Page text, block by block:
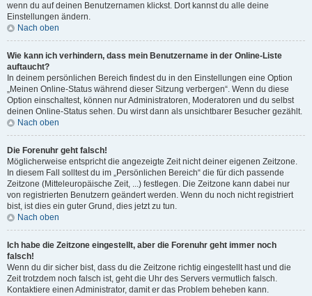
wenn du auf deinen Benutzernamen klickst. Dort kannst du alle deine
Einstellungen ändern.
Nach oben
Wie kann ich verhindern, dass mein Benutzername in der Online-Liste
auftaucht?
In deinem persönlichen Bereich findest du in den Einstellungen eine Option
„Meinen Online-Status während dieser Sitzung verbergen“. Wenn du diese
Option einschaltest, können nur Administratoren, Moderatoren und du selbst
deinen Online-Status sehen. Du wirst dann als unsichtbarer Besucher gezählt.
Nach oben
Die Forenuhr geht falsch!
Möglicherweise entspricht die angezeigte Zeit nicht deiner eigenen Zeitzone.
In diesem Fall solltest du im „Persönlichen Bereich“ die für dich passende
Zeitzone (Mitteleuropäische Zeit, ...) festlegen. Die Zeitzone kann dabei nur
von registrierten Benutzern geändert werden. Wenn du noch nicht registriert
bist, ist dies ein guter Grund, dies jetzt zu tun.
Nach oben
Ich habe die Zeitzone eingestellt, aber die Forenuhr geht immer noch
falsch!
Wenn du dir sicher bist, dass du die Zeitzone richtig eingestellt hast und die
Zeit trotzdem noch falsch ist, geht die Uhr des Servers vermutlich falsch.
Kontaktiere einen Administrator, damit er das Problem beheben kann.